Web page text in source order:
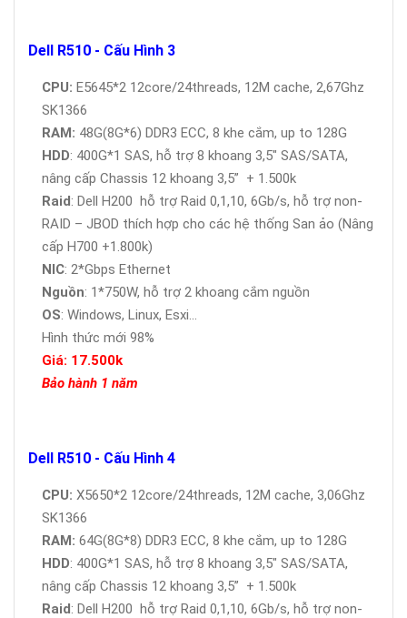
Dell R510 - Cấu Hình 3
CPU: E5645*2 12core/24threads, 12M cache, 2,67Ghz
SK1366
RAM: 48G(8G*6) DDR3 ECC, 8 khe cắm, up to 128G
HDD: 400G*1 SAS, hỗ trợ 8 khoang 3,5" SAS/SATA,
nâng cấp Chassis 12 khoang 3,5” + 1.500k
Raid: Dell H200 hỗ trợ Raid 0,1,10, 6Gb/s, hỗ trợ non-
RAID – JBOD thích hợp cho các hệ thống San ảo (Nâng
cấp H700 +1.800k)
NIC: 2*Gbps Ethernet
Nguồn: 1*750W, hỗ trợ 2 khoang cắm nguồn
OS: Windows, Linux, Esxi...
Hình thức mới 98%
Giá: 17.500k
Bảo hành 1 năm
Dell R510 - Cấu Hình 4
CPU: X5650*2 12core/24threads, 12M cache, 3,06Ghz
SK1366
RAM: 64G(8G*8) DDR3 ECC, 8 khe cắm, up to 128G
HDD: 400G*1 SAS, hỗ trợ 8 khoang 3,5" SAS/SATA,
nâng cấp Chassis 12 khoang 3,5” + 1.500k
Raid: Dell H200 hỗ trợ Raid 0,1,10, 6Gb/s, hỗ trợ non-